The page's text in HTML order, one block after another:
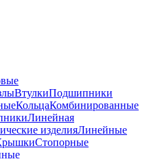
ВтулкиПодшипники
КольцаКомбинированные
Линейная
изделияЛинейные
Стопорные